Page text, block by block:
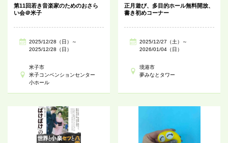
第11回若き音楽家のためのおさら
い会＠米子
2025/12/28（日）～
2025/12/28（日）
米子市
米子コンベンションセンター
小ホール
正月遊び、多目的ホール無料開放、
書き初めコーナー
2025/12/27（土）～
2026/01/04（日）
境港市
夢みなとタワー